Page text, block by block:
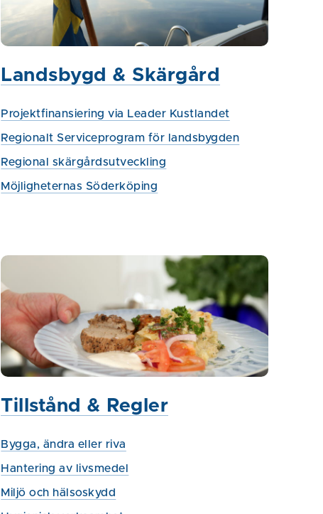
Landsbygd & Skärgård
Projektfinansiering via Leader Kustlandet
Regionalt Serviceprogram för landsbygden
Regional skärgårdsutveckling
Möjligheternas Söderköping
Tillstånd & Regler
Bygga, ändra eller riva
Hantering av livsmedel
Miljö och hälsoskydd